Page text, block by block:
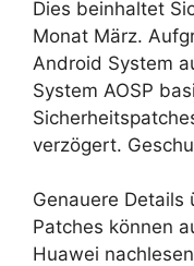
Dies beinhaltet
Monat März.
Android System
System AOSP
verzögert.
Genauere Details
Patches können
Huawei